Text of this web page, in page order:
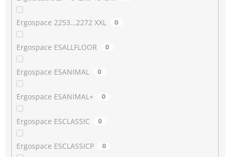
Ergospace 2253…2272 XXL 0
Ergospace ESALLFLOOR 0
Ergospace ESANIMAL 0
Ergospace ESANIMAL+ 0
Ergospace ESCLASSIC 0
Ergospace ESCLASSICP 0